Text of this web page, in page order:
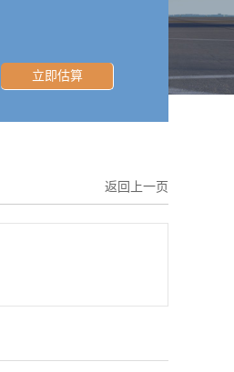
立即估算
返回上一页